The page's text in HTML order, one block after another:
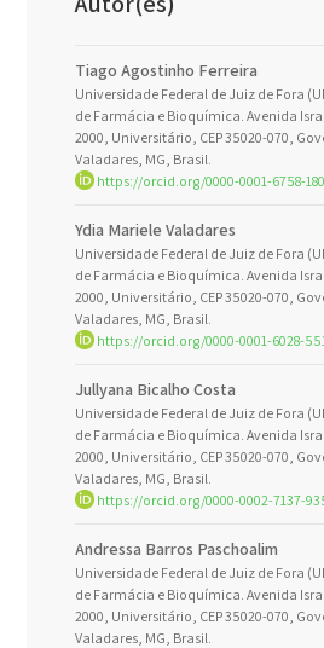
Tiago Agostinho Ferreira
Universidade Federal de Juiz de Fora
de Farmácia e Bioquímica. Avenida
2000, Universitário, CEP 35020-070,
Valadares, MG, Brasil.
https://orcid.org/0000-0001-6758-
Ydia Mariele Valadares
Universidade Federal de Juiz de Fora
de Farmácia e Bioquímica. Avenida
2000, Universitário, CEP 35020-070,
Valadares, MG, Brasil.
https://orcid.org/0000-0001-6028-
Jullyana Bicalho Costa
Universidade Federal de Juiz de Fora
de Farmácia e Bioquímica. Avenida
2000, Universitário, CEP 35020-070,
Valadares, MG, Brasil.
https://orcid.org/0000-0002-7137-
Andressa Barros Paschoalim
Universidade Federal de Juiz de Fora
de Farmácia e Bioquímica. Avenida
2000, Universitário, CEP 35020-070,
Valadares, MG, Brasil.